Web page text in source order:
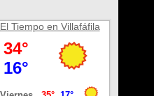
El Tiempo en Villafáfila